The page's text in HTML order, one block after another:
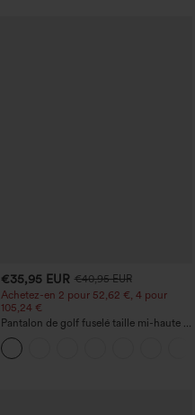
€35,95 EUR €40,95 EUR
Achetez-en 2 pour 52,62 €, 4 pour
105,24 €
Pantalon de golf fuselé taille mi-haute à
cordon, ourlet incurvé, séchage rapide,
avec poches — UPF40+